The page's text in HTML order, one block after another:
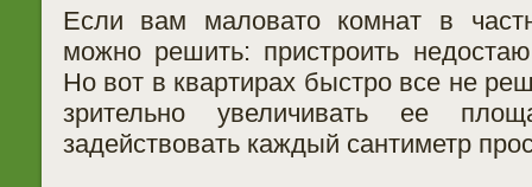
Если вам маловато комнат в
можно решить: пристроить
Но вот в квартирах быстро все не
зрительно увеличивать ее
задействовать каждый сантиметр